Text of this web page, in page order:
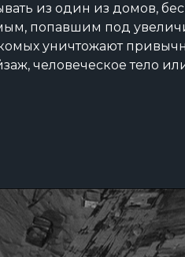
из один из домов,
попавшим под
уничтожают
человеческое тело